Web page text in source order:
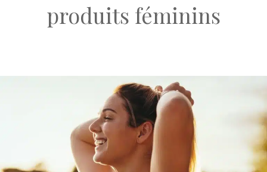
produits féminins